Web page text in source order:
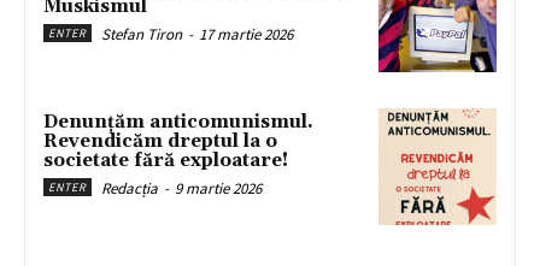
Muskismul
ENTER Stefan Tiron - 17 martie 2026
Denunțăm anticomunismul.
Revendicăm dreptul la o
societate fără exploatare!
ENTER Redacția - 9 martie 2026